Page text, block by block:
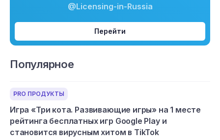
@Licensing-in-Russia
Перейти
Популярное
PRO ПРОДУКТЫ
Игра «Три кота. Развивающие игры» на 1 месте
рейтинга бесплатных игр Google Play и
становится вирусным хитом в TikTok